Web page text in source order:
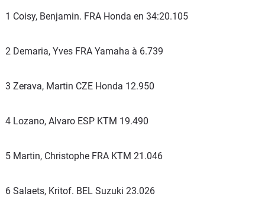
1 Coisy, Benjamin. FRA Honda en 34:20.105
2 Demaria, Yves FRA Yamaha à 6.739
3 Zerava, Martin CZE Honda 12.950
4 Lozano, Alvaro ESP KTM 19.490
5 Martin, Christophe FRA KTM 21.046
6 Salaets, Kritof. BEL Suzuki 23.026